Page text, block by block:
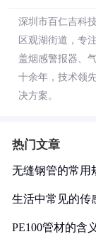
深圳市百仁吉科
区观湖街道，专
盖烟感警报器、
十余年，技术领
决方案。
热门文章
无缝钢管的常用
生活中常见的传
PE100管材的含